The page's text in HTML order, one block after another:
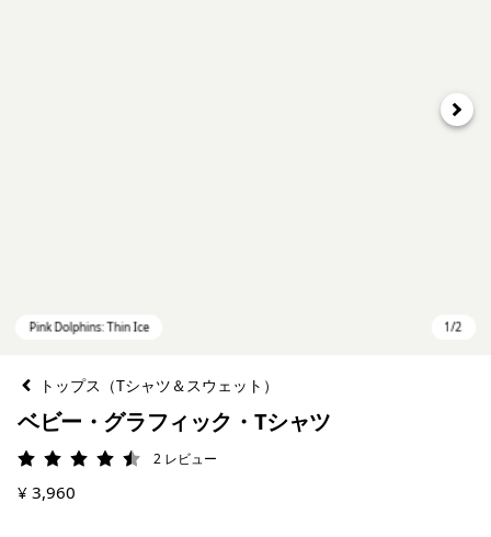
次へ
トップス（Tシャツ＆スウェット）
ベビー・グラフィック・Tシャツ
評価: 4.5 / 5
2 レビュー
¥ 3,960